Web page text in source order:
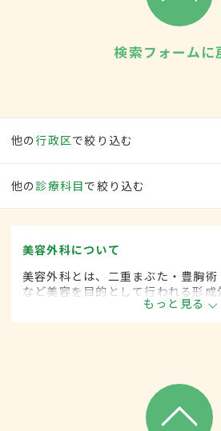
検索フォームに
他の行政区で絞り込む
他の 診療科目で絞り込む
美容外科について
美容外科とは、二重まぶた・豊胸
など美容を目的として行われる形成
もっと見る